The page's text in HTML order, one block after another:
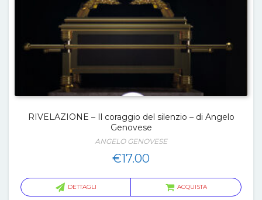
RIVELAZIONE – Il coraggio del silenzio – di Angelo
Genovese
ANGELO GENOVESE
€17.00
DETTAGLI ACQUISTA